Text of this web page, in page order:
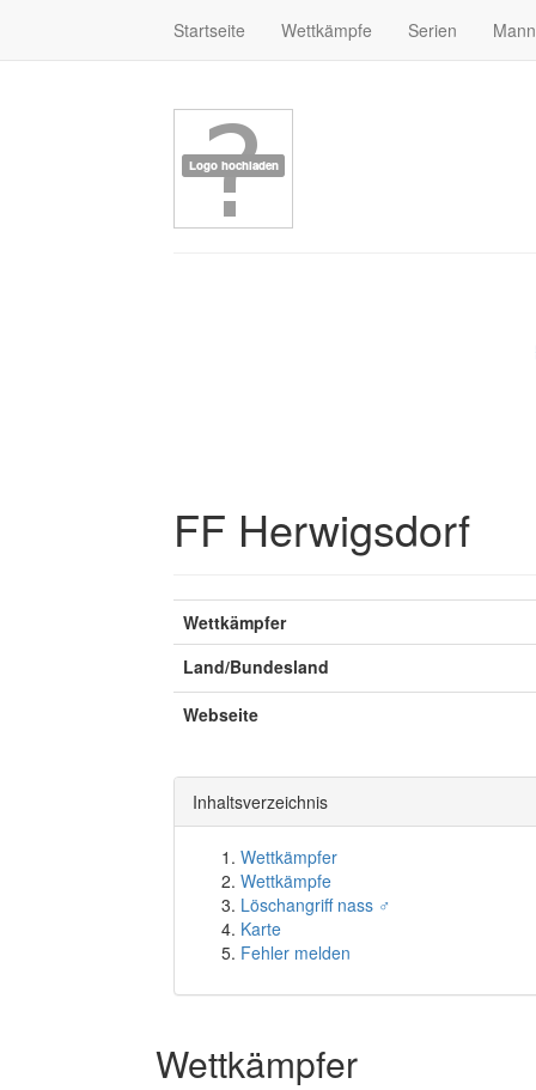
Startseite Wettkämpfe Serien
FF Herwigsdorf
Wettkämpfer
Land/Bundesland
Webseite
Inhaltsverzeichnis
Wettkämpfer
Wettkämpfe
Löschangriff nass ♂
Karte
Fehler melden
Wettkämpfer